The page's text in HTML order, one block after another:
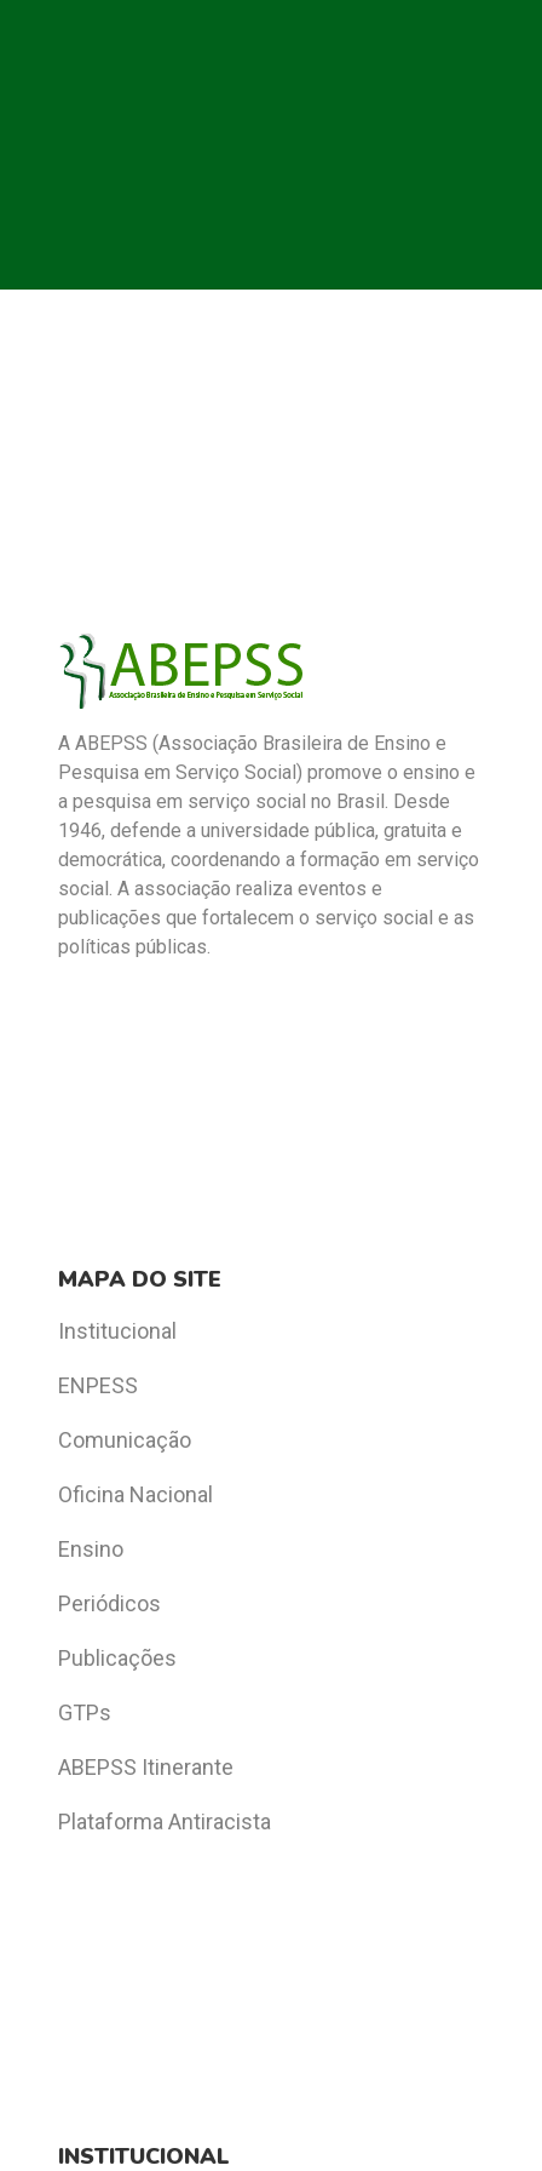
A ABEPSS (Associação Brasileira de Ensino e
Pesquisa em Serviço Social) promove o ensino e
a pesquisa em serviço social no Brasil. Desde
1946, defende a universidade pública, gratuita e
democrática, coordenando a formação em serviço
social. A associação realiza eventos e
publicações que fortalecem o serviço social e as
políticas públicas.
MAPA DO SITE
Institucional
ENPESS
Comunicação
Oficina Nacional
Ensino
Periódicos
Publicações
GTPs
ABEPSS Itinerante
Plataforma Antiracista
INSTITUCIONAL